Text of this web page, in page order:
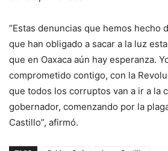
“Estas denuncias que hemos hecho
que han obligado a sacar a la luz
que en Oaxaca aún hay esperanza.
comprometido contigo, con la
que todos los corruptos van a ir a la
gobernador, comenzando por la
Castillo”, afirmó.